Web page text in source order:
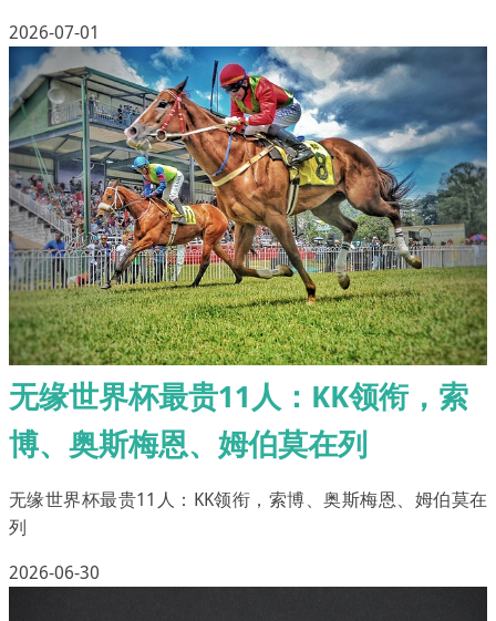
2026-07-01
无缘世界杯最贵11人：KK领衔，索
博、奥斯梅恩、姆伯莫在列
无缘世界杯最贵11人：KK领衔，索博、奥斯梅恩、姆伯莫在
列
2026-06-30